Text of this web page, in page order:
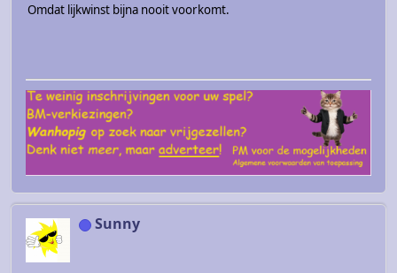
Omdat lijkwinst bijna nooit voorkomt.
Sunny